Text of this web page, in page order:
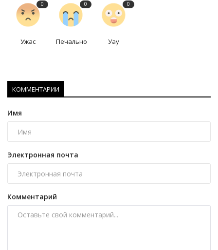
0
Ужас
0
Печально
0
Уау
КОММЕНТАРИИ
Имя
Электронная почта
Комментарий